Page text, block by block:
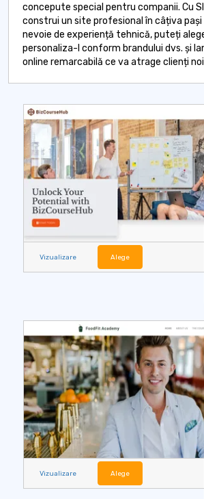
concepute special pentru companii. Cu
construi un site profesional în câțiva pași
nevoie de experiență tehnică, puteți
personaliza-l conform brandului dvs. și
online remarcabilă ce va atrage clienți
Vizualizare Alege
Vizualizare Alege